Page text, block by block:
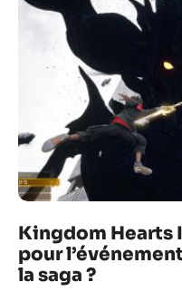
Kingdom Hearts
pour
la saga ?